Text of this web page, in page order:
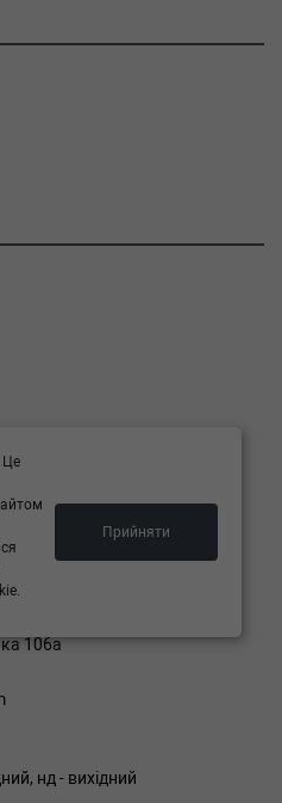
або Вам потрібна
допоможемо
106а
нд - вихідний
Це
Прийняти